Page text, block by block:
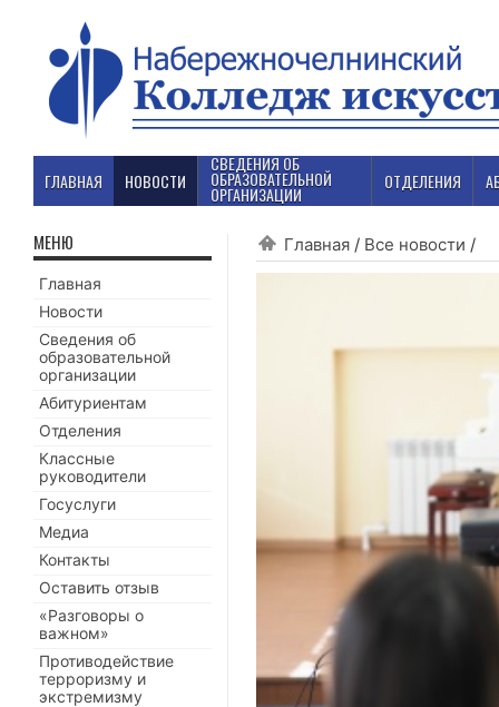
ГЛАВНАЯ НОВОСТИ
СВЕДЕНИЯ ОБ
ОБРАЗОВАТЕЛЬНОЙ
ОРГАНИЗАЦИИ
ОТДЕЛЕНИЯ
Главная / Все новости /
МЕНЮ
Главная
Новости
Сведения об
образовательной
организации
Абитуриентам
Отделения
Классные
руководители
Госуслуги
Медиа
Контакты
Оставить отзыв
«Разговоры о
важном»
Противодействие
терроризму и
экстремизму